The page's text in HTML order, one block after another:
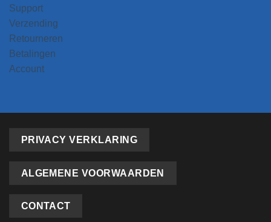
Support
Verzending
Retourneren
Betalingen
Account
PRIVACY VERKLARING
ALGEMENE VOORWAARDEN
CONTACT